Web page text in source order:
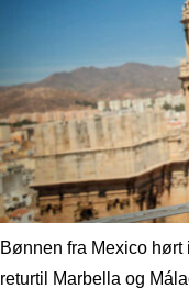
Bønnen fra Mexico
returtil Marbella og